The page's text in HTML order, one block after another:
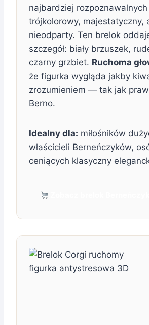
najbardziej
trójkolorowy, majestatyczny,
nieodparty. Ten brelok
szczegół: biały brzuszek,
czarny grzbiet. Ruchoma
że figurka wygląda jakby
zrozumieniem — tak jak
Berno.
Idealny dla: miłośników
właścicieli Berneńczyków,
ceniących klasyczny